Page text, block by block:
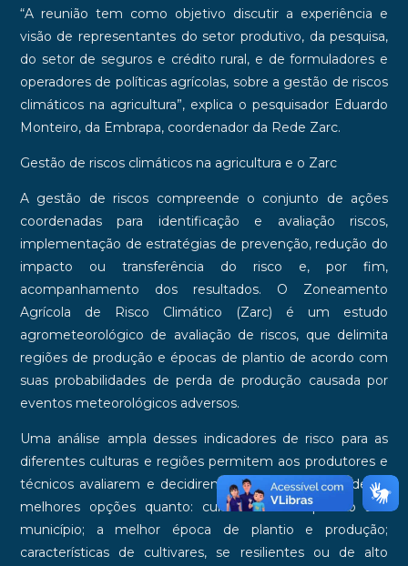
“A reunião tem como objetivo discutir a experiência e
visão de representantes do setor produtivo, da pesquisa,
do setor de seguros e crédito rural, e de formuladores e
operadores de políticas agrícolas, sobre a gestão de riscos
climáticos na agricultura”, explica o pesquisador Eduardo
Monteiro, da Embrapa, coordenador da Rede Zarc.
Gestão de riscos climáticos na agricultura e o Zarc
A gestão de riscos compreende o conjunto de ações
coordenadas para identificação e avaliação riscos,
implementação de estratégias de prevenção, redução do
impacto ou transferência do risco e, por fim,
acompanhamento dos resultados. O Zoneamento
Agrícola de Risco Climático (Zarc) é um estudo
agrometeorológico de avaliação de riscos, que delimita
regiões de produção e épocas de plantio de acordo com
suas probabilidades de perda de produção causada por
eventos meteorológicos adversos.
Uma análise ampla desses indicadores de risco para as
diferentes culturas e regiões permitem aos produtores e
técnicos avaliarem e decidirem quais as possibilidades e
melhores opções quanto: culturas viáveis para o seu
município; a melhor época de plantio e produção;
características de cultivares, se resilientes ou de alto